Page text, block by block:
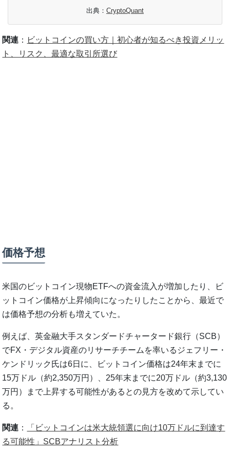
出典： CryptoQuant
関連 ： ビットコインの買い方｜初心者が知るべき投資メリッ
ト、リスク、最適な取引所選び
価格予想
米国のビットコイン現物ETFへの資金流入が増加したり、ビ
ットコイン価格が上昇傾向になったりしたことから、最近で
は価格予想の分析も増えていた。
例えば、英金融大手スタンダードチャータード銀行（SCB）
でFX・デジタル資産のリサーチチームを率いるジェフリー・
ケンドリック氏は6日に、ビットコイン価格は24年末までに
15万ドル（約2,350万円）、25年末までに20万ドル（約3,130
万円）まで上昇する可能性があるとの見方を改めて示してい
る。
関連 ：
「ビットコインは米大統領選に向け10万ドルに到達す
る可能性」SCBアナリスト分析